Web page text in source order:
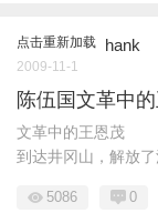
点击重新加载 hank
2009-11-1
陈伍国文革中
文革中的王恩茂
到达井冈山，解放了
5086 0